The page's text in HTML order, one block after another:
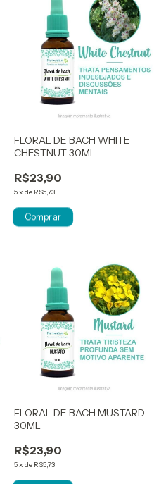
FLORAL DE BACH WHITE
CHESTNUT 30ML
R$23,90
5x de R$5,73
FLORAL DE BACH MUSTARD
30ML
R$23,90
5x de R$5,73